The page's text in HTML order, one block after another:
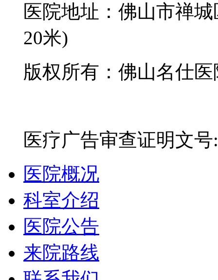
医院地址：佛山市禅
20米)
版权所有：佛山名仕
医疗广告审查证明文
医院概况
科室介绍
医院公告
来院路线